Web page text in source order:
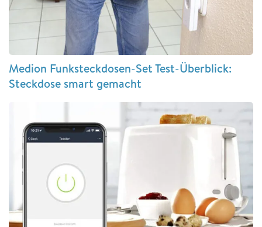
Medion Funksteckdosen-Set Test-Überblick:
Steckdose smart gemacht